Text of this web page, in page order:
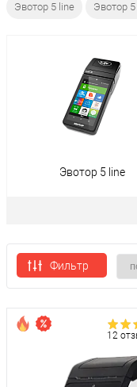
Эвотор 5 line Эвотор
Эвотор 5 line
Эвотор 5
Фильтр
12